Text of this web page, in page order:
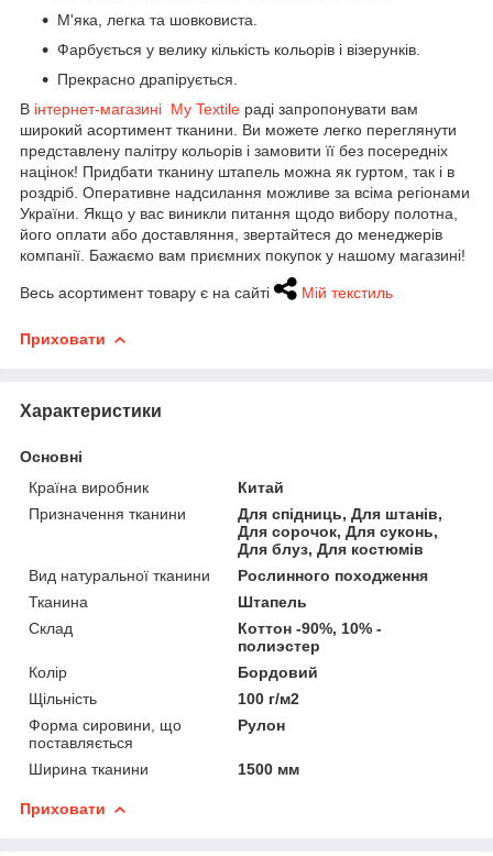
М'яка, легка та шовковиста.
Фарбується у велику кількість кольорів і візерунків.
Прекрасно драпірується.
В інтернет-магазині My Textile раді запропонувати вам
широкий асортимент тканини. Ви можете легко переглянути
представлену палітру кольорів і замовити її без посередніх
націнок! Придбати тканину штапель можна як гуртом, так і в
роздріб. Оперативне надсилання можливе за всіма регіонами
України. Якщо у вас виникли питання щодо вибору полотна,
його оплати або доставляння, звертайтеся до менеджерів
компанії. Бажаємо вам приємних покупок у нашому магазині!
Весь асортимент товару є на сайті Мій текстиль
Приховати
Характеристики
Основні
Країна виробник
Китай
Призначення тканини
Для спідниць, Для штанів,
Для сорочок, Для суконь,
Для блуз, Для костюмів
Вид натуральної тканини
Рослинного походження
Тканина
Штапель
Склад
Коттон -90%, 10% -
полиэстер
Колір
Бордовий
Щільність
100 г/м2
Форма сировини, що
поставляється
Рулон
Ширина тканини 1500 мм
Приховати